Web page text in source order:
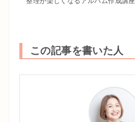
この記事を書いた人